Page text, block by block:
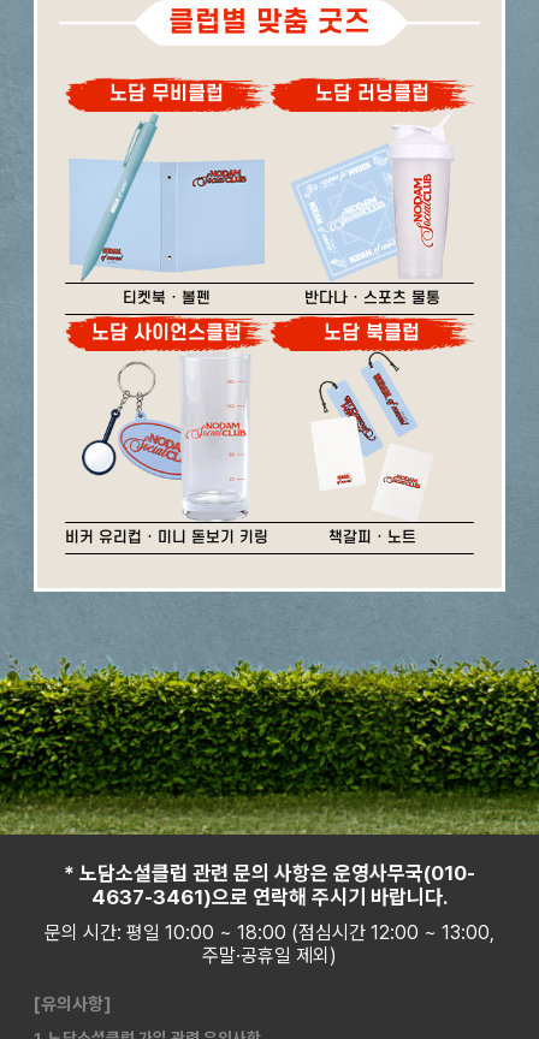
클럽별 맞춤 굿즈
노담 무비클럽
티켓북 · 볼펜
노담 러닝클럽
반다나 · 스포츠 물통
노담 사이언스클럽
비커 유리컵 · 미니 돋보기 키링
노담 북클럽
책갈피 · 노트
* 노담소셜클럽 관련 문의 사항은 운영사무국(010-
4637-3461)으로 연락해 주시기 바랍니다.
문의 시간: 평일 10:00 ~ 18:00 (점심시간 12:00 ~ 13:00,
주말·공휴일 제외)
[유의사항]